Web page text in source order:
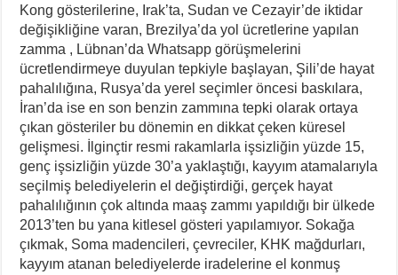
Kong gösterilerine, Irak’ta, Sudan ve Cezayir’de iktidar
değişikliğine varan, Brezilya’da yol ücretlerine yapılan
zamma , Lübnan’da Whatsapp görüşmelerini
ücretlendirmeye duyulan tepkiyle başlayan, Şili’de hayat
pahalılığına, Rusya’da yerel seçimler öncesi baskılara,
İran’da ise en son benzin zammına tepki olarak ortaya
çıkan gösteriler bu dönemin en dikkat çeken küresel
gelişmesi. İlginçtir resmi rakamlarla işsizliğin yüzde 15,
genç işsizliğin yüzde 30’a yaklaştığı, kayyım atamalarıyla
seçilmiş belediyelerin el değiştirdiği, gerçek hayat
pahalılığının çok altında maaş zammı yapıldığı bir ülkede
2013’ten bu yana kitlesel gösteri yapılamıyor. Sokağa
çıkmak, Soma madencileri, çevreciler, KHK mağdurları,
kayyım atanan belediyelerde iradelerine el konmuş